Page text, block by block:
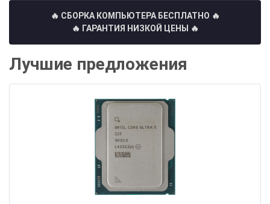
🔥 СБОРКА КОМПЬЮТЕРА БЕСПЛАТНО 🔥
🔥 ГАРАНТИЯ НИЗКОЙ ЦЕНЫ 🔥
Лучшие предложения